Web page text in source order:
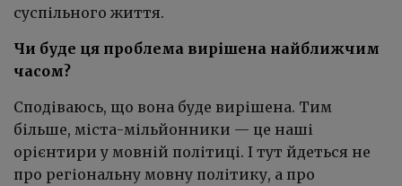
суспільного життя.
Чи буде ця проблема вирішена найближчим
часом?
Сподіваюсь, що вона буде вирішена. Тим
більше, міста-мільйонники — це наші
орієнтири у мовній політиці. І тут йдеться не
про регіональну мовну політику, а про